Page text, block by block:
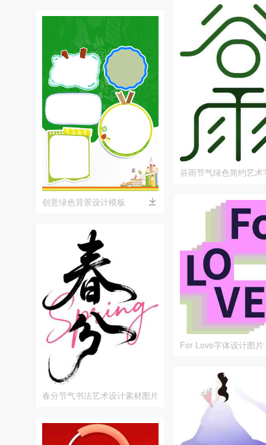
创意绿色背景设计模板
春分节气书法艺术设计素材图片
谷雨节气绿色简约艺术
For Love字体设计图